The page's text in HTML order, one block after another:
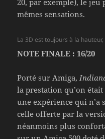
mêmes sensations.
La 3D est toujours à la
NOTE FINALE : 16/20
Porté sur Amiga,
la prestation qu’on
une expérience qui
celle offerte par la
néanmoins plus